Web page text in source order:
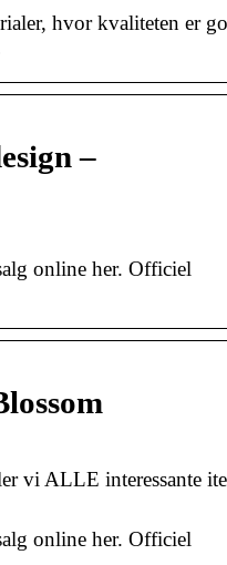
hvor kvaliteten er
–
online her. Officiel
vi ALLE interessante
online her. Officiel